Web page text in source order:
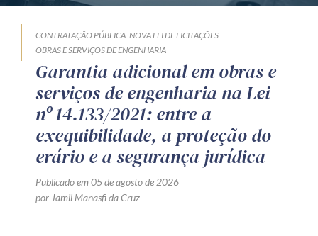
CONTRATAÇÃO PÚBLICA NOVA LEI DE LICITAÇÕES
OBRAS E SERVIÇOS DE ENGENHARIA
Garantia adicional em obras e
serviços de engenharia na Lei
nº 14.133/2021: entre a
exequibilidade, a proteção do
erário e a segurança jurídica
Publicado em 05 de agosto de 2026
por Jamil Manasfi da Cruz